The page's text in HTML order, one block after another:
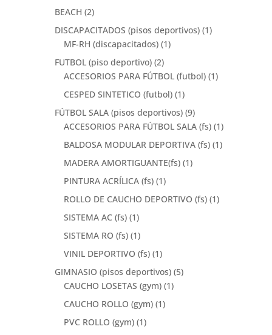
BEACH (2)
DISCAPACITADOS (pisos deportivos) (1)
MF-RH (discapacitados) (1)
FUTBOL (piso deportivo) (2)
ACCESORIOS PARA FÚTBOL (futbol) (1)
CESPED SINTETICO (futbol) (1)
FÚTBOL SALA (pisos deportivos) (9)
ACCESORIOS PARA FÚTBOL SALA (fs) (1)
BALDOSA MODULAR DEPORTIVA (fs) (1)
MADERA AMORTIGUANTE(fs) (1)
PINTURA ACRÍLICA (fs) (1)
ROLLO DE CAUCHO DEPORTIVO (fs) (1)
SISTEMA AC (fs) (1)
SISTEMA RO (fs) (1)
VINIL DEPORTIVO (fs) (1)
GIMNASIO (pisos deportivos) (5)
CAUCHO LOSETAS (gym) (1)
CAUCHO ROLLO (gym) (1)
PVC ROLLO (gym) (1)